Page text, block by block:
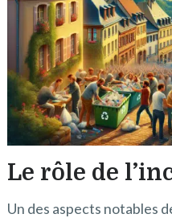
Le rôle de
Un des aspects notables